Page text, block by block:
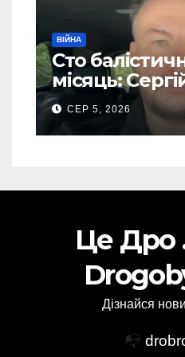
ВІЙНА
Сто
місяць:
закликав
готуватися
СЕР 5, 2026
Це Дро
Дізнайся
📭